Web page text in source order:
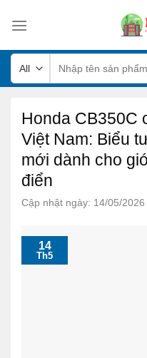
kiếm:
Honda CB350C
Việt Nam: Biểu
mới dành cho
điển
Cập nhật ngày: 14/05/2026
14
Th5